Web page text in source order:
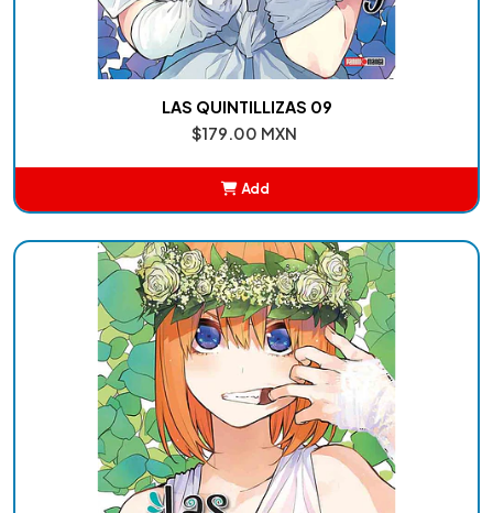
LAS QUINTILLIZAS 09
$179.00 MXN
Add